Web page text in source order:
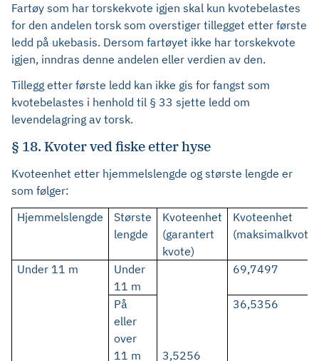
Fartøy som har torskekvote igjen skal kun kvotebelastes
for den andelen torsk som overstiger tillegget etter første
ledd på ukebasis. Dersom fartøyet ikke har torskekvote
igjen, inndras denne andelen eller verdien av den.
Tillegg etter første ledd kan ikke gis for fangst som
kvotebelastes i henhold til § 33 sjette ledd om
levendelagring av torsk.
§ 18. Kvoter ved fiske etter hyse
Kvoteenhet etter hjemmelslengde og største lengde er
som følger:
Hjemmelslengde
Største
lengde
Kvoteenhet
(garantert
kvote)
Kvoteenhet
(maksimalkvote)
Under 11 m
Under
11 m
3,5256
69,7497
På
eller
over
11 m
36,5356